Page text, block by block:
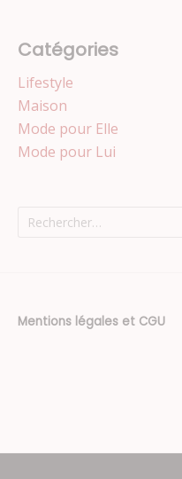
Catégories
Lifestyle
Maison
Mode pour Elle
Mode pour Lui
Rechercher :
Mentions légales et CGU